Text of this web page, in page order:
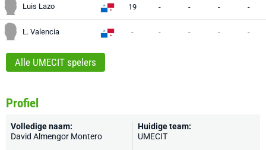
Luis Lazo 19 - - - -
L. Valencia - - - - -
Alle UMECIT spelers
Profiel
Volledige naam:
David Almengor Montero
Huidige team:
UMECIT